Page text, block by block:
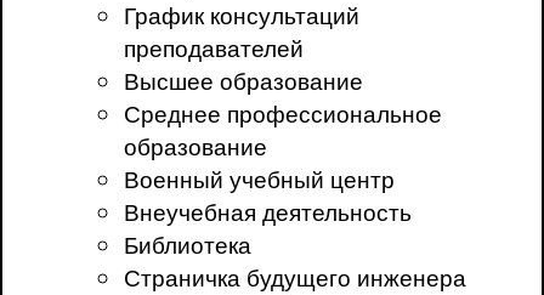
График консультаций
преподавателей
Высшее образование
Среднее профессиональное
образование
Военный учебный центр
Внеучебная деятельность
Библиотека
Страничка будущего инженера